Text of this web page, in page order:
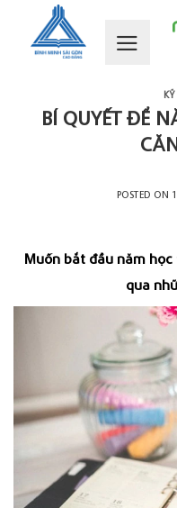
content
BÍ QUYẾT ĐỂ
POSTED ON
Muốn bắt đầu năm
qua